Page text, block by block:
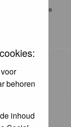
behoren
inhoud
albums dienen te